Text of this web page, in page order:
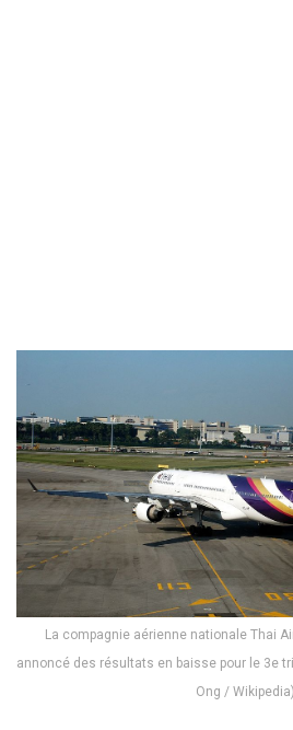
La compagnie aérienne nationale Thai
annoncé des résultats en baisse pour le 3e
Ong / Wikipedia)